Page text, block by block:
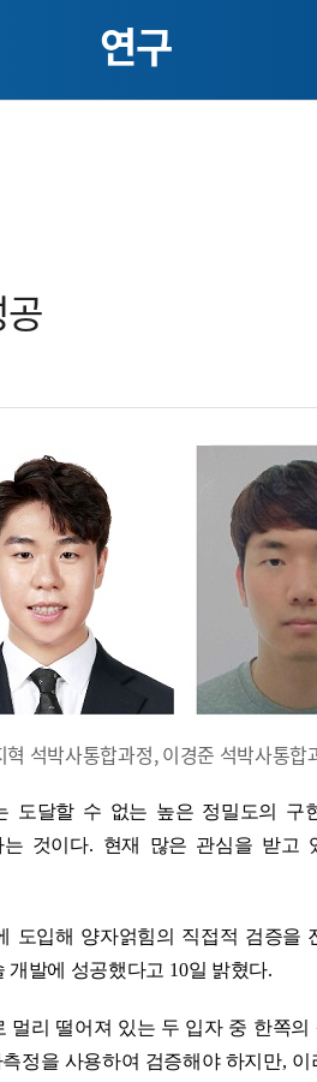
연구
석박사통합과정, 이경준 석박사통합
도달할 수 없는 높은 정밀도의 구
것이다. 현재 많은 관심을 받고
도입해 양자얽힘의 직접적 검증을
개발에 성공했다고 10일 밝혔다.
리 떨어져 있는 두 입자 중 한쪽
정을 사용하여 검증해야 하지만, 이